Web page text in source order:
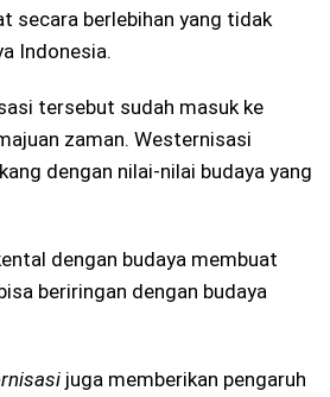
secara berlebihan yang tidak
Indonesia.
tersebut sudah masuk ke
zaman. Westernisasi
dengan nilai-nilai budaya yang
dengan budaya membuat
beriringan dengan budaya
juga memberikan pengaruh